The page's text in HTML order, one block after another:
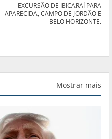
EXCURSÃO DE IBICARAÍ PARA
APARECIDA, CAMPO DE JORDÃO E
BELO HORIZONTE.
Mostrar mais